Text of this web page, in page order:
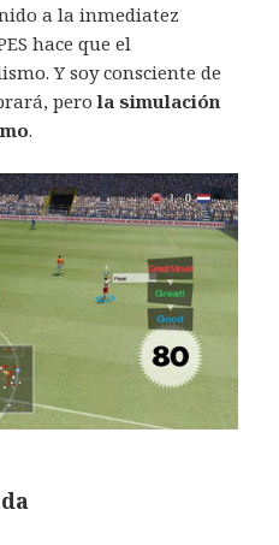
a la inmediatez
hace que el
Y soy consciente de
perola simulación
.